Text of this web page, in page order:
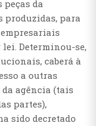
da
produzidas, para
Determinou-se,
caberá à
a outras
agência (tais
partes),
sido decretado